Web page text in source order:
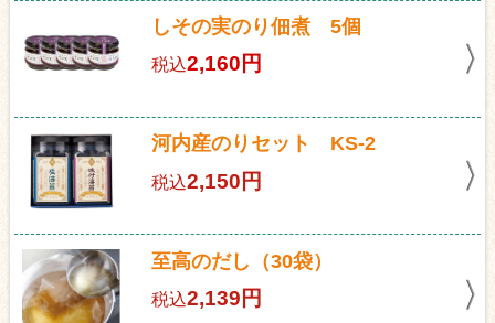
しその実のり佃煮 5個
税込2,160円
河内産のりセット KS-2
税込2,150円
至高のだし（30袋）
税込2,139円